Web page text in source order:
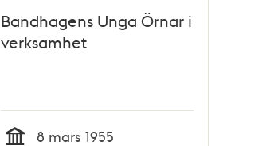
Bandhagens Unga Örnar i
verksamhet
8 mars 1955